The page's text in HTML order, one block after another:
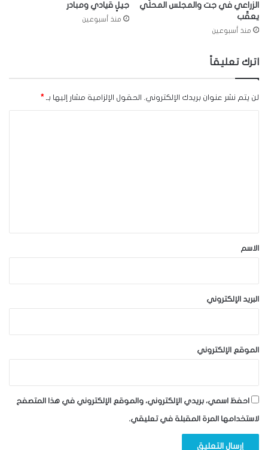
الزراعي في جت والمجلس المحلّي
يعقّب
منذ أسبوعين
جيلٍ قيادي ومبادر
منذ أسبوعين
اترك تعليقاً
لن يتم نشر عنوان بريدك الإلكتروني. الحقول الإلزامية مشار إليها بـ *
*الاسم
البريد الإلكتروني
الموقع الإلكتروني
احفظ اسمي، بريدي الإلكتروني، والموقع الإلكتروني في هذا المتصفح
لاستخدامها المرة المقبلة في تعليقي.